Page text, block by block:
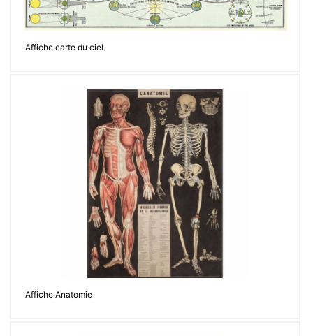
Affiche carte du ciel
Affiche Anatomie